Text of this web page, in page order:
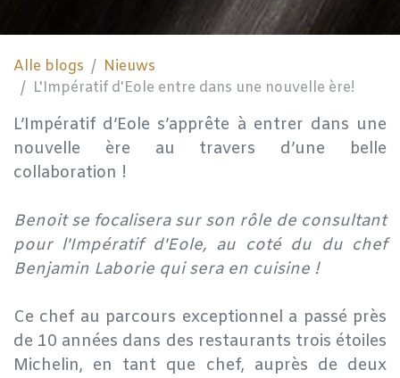
Alle blogs
Nieuws
L'Impératif d'Eole entre dans une nouvelle ère!
L’Impératif d’Eole s’apprête à entrer dans une
nouvelle ère au travers d’une belle
collaboration !
Benoit se focalisera sur son rôle de consultant
pour l'Impératif d'Eole, au coté du du chef
Benjamin Laborie qui sera en cuisine !
Ce chef au parcours exceptionnel a passé près
de 10 années dans des restaurants trois étoiles
Michelin, en tant que chef, auprès de deux